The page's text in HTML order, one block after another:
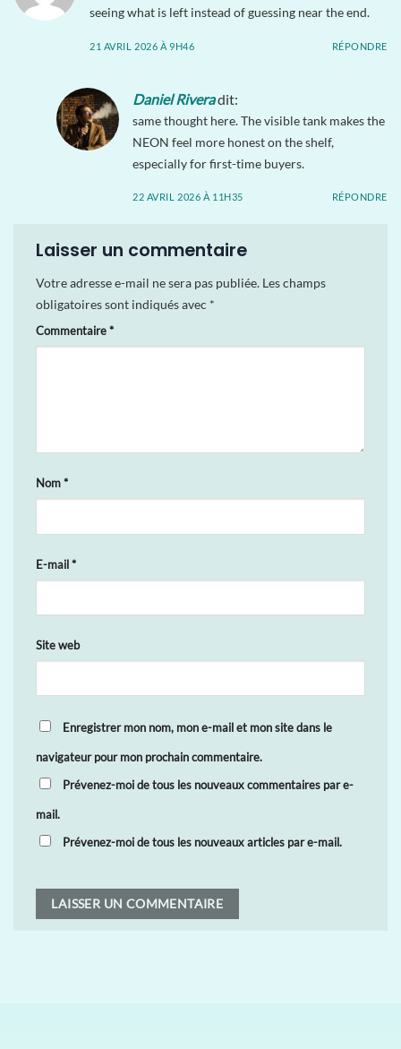
seeing what is left instead of guessing near the end.
21 AVRIL 2026 À 9H46 RÉPONDRE
Daniel Riveradit:
same thought here. The visible tank makes the
NEON feel more honest on the shelf,
especially for first-time buyers.
22 AVRIL 2026 À 11H35 RÉPONDRE
Laisser un commentaire
Votre adresse e-mail ne sera pas publiée. Les champs
obligatoires sont indiqués avec *
Commentaire *
Nom *
E-mail *
Site web
Enregistrer mon nom, mon e-mail et mon site dans le
navigateur pour mon prochain commentaire.
Prévenez-moi de tous les nouveaux commentaires par e-
mail.
Prévenez-moi de tous les nouveaux articles par e-mail.